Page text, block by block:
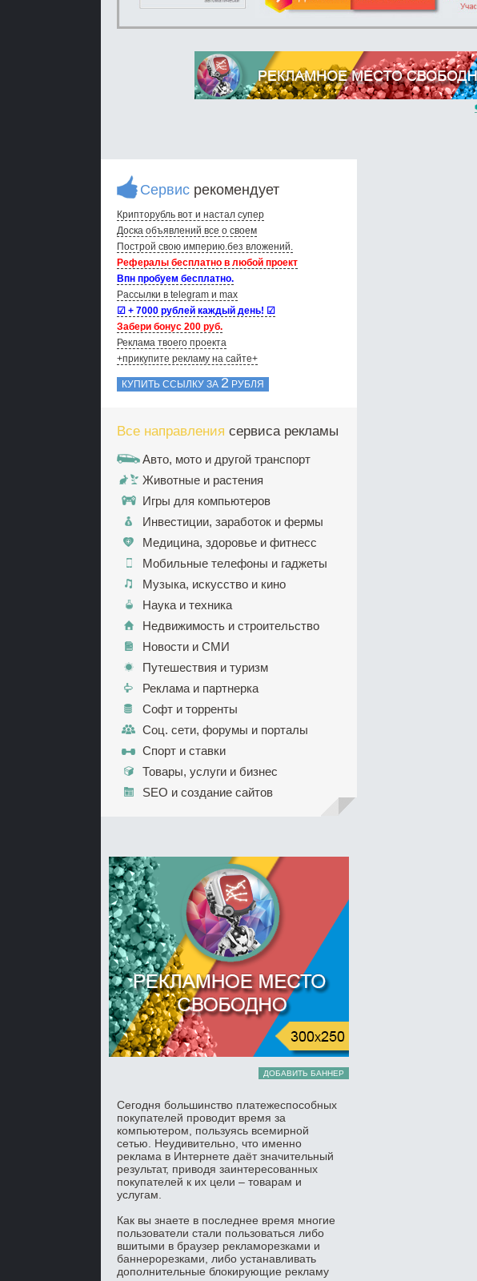
Сервис рекомендует
Крипторубль вот и настал супер
Доска объявлений вce о своем
Построй свою империю.без вложений.
Рефералы бесплатно в любой проект
Впн пробуем бесплатно.
Рассылки в telegram и max
☑ + 7000 рублей каждый день! ☑
Забери бонус 200 руб.
Реклама твоего проекта
+прикупите рекламу на сайте+
КУПИТЬ ССЫЛКУ ЗА 2 РУБЛЯ
Все направления сервиса рекламы
Авто, мото и другой транспорт
Животные и растения
Игры для компьютеров
Инвестиции, заработок и фермы
Медицина, здоровье и фитнесс
Мобильные телефоны и гаджеты
Музыка, искусство и кино
Наука и техника
Недвижимость и строительство
Новости и СМИ
Путешествия и туризм
Реклама и партнерка
Софт и торренты
Соц. сети, форумы и порталы
Спорт и ставки
Товары, услуги и бизнес
SEO и создание сайтов
ДОБАВИТЬ БАННЕР
Сегодня большинство платежеспособных
покупателей проводит время за
компьютером, пользуясь всемирной
сетью. Неудивительно, что именно
реклама в Интернете даёт значительный
результат, приводя заинтересованных
покупателей к их цели – товарам и
услугам.
Как вы знаете в последнее время многие
пользователи стали пользоваться либо
вшитыми в браузер рекламорезками и
баннерорезками, либо устанавливать
дополнительные блокирующие рекламу